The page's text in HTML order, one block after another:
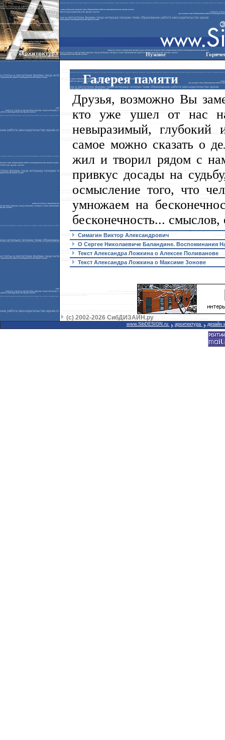
Нужное
Галерея памяти
Друзья, возможно Вы
кто уже ушел от нас
невыразимый,
самое можно сказать о
жил и творил рядом с
привкус досады на
осмысление того, что
умножаем на
бесконечность... смыслов,
Симагин Виктор Александрович
О Сергее Николаевиче Баландине. Воспоминания
Текст Александра Ложкина о Алексее Поливанове
Текст Александра Ложкина о Максиме Зонове
(с) 2002-2026 СибДИЗАЙН.ру
www.SibDESIGN.ru архитектура дизайн